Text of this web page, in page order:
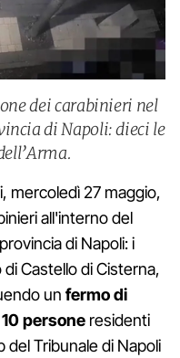
dei carabinieri nel
di Napoli: dieci le
mercoledì 27 maggio,
all'interno del
di Napoli: i
Castello di Cisterna,
un fermo di
persone residenti
del Tribunale di Napoli